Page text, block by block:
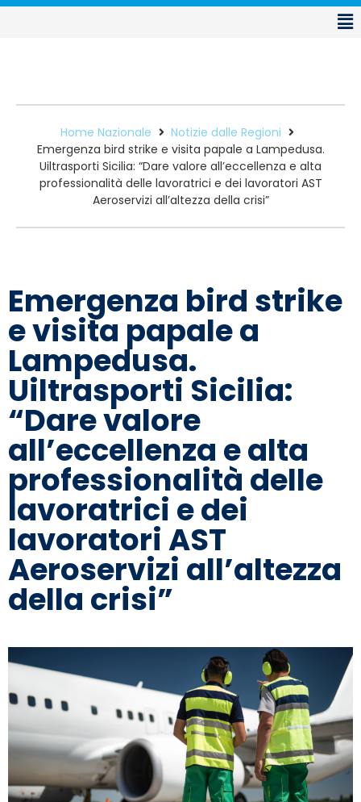
Home Nazionale
Notizie dalle Regioni
Emergenza bird strike e visita papale a Lampedusa.
Uiltrasporti Sicilia: “Dare valore all’eccellenza e alta
professionalità delle lavoratrici e dei lavoratori AST
Aeroservizi all’altezza della crisi”
Emergenza bird strike
e visita papale a
Lampedusa.
Uiltrasporti Sicilia:
“Dare valore
all’eccellenza e alta
professionalità delle
lavoratrici e dei
lavoratori AST
Aeroservizi all’altezza
della crisi”